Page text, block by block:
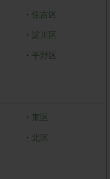
・ 住吉区
・ 淀川区
・平野区
・ 東区
・ 北区